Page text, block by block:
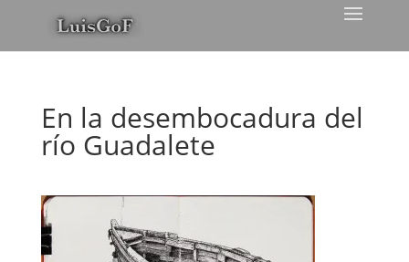
En la desembocadura del
río Guadalete